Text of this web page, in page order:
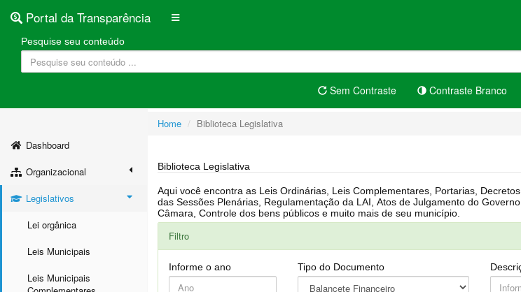
Portal da Transparência
Pesquise seu conteúdo
Sem Contraste Contraste Branco
Dashboard
Organizacional
Legislativos
Lei orgânica
Leis Municipais
Leis Municipais
Home Biblioteca Legislativa
Biblioteca Legislativa
Aqui você encontra as Leis Ordinárias, Leis Complementares, Portarias, Decretos, Atas, PPA, LDO, LOA, RREO, Resoluções, RGF, Lei Orgânica, Regimento Interno, Pauta
das Sessões Plenárias, Regulamentação da LAI, Atos de Julgamento do Governo, Agenda Externa do presidente, Relatório do Controle Interno, Projetos em tramitação na
Câmara, Controle dos bens públicos e muito mais de seu município.
Filtro
Informe o ano Tipo do Documento